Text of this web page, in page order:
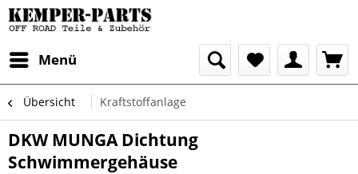
Menü
Übersicht Kraftstoffanlage
DKW MUNGA Dichtung
Schwimmergehäuse